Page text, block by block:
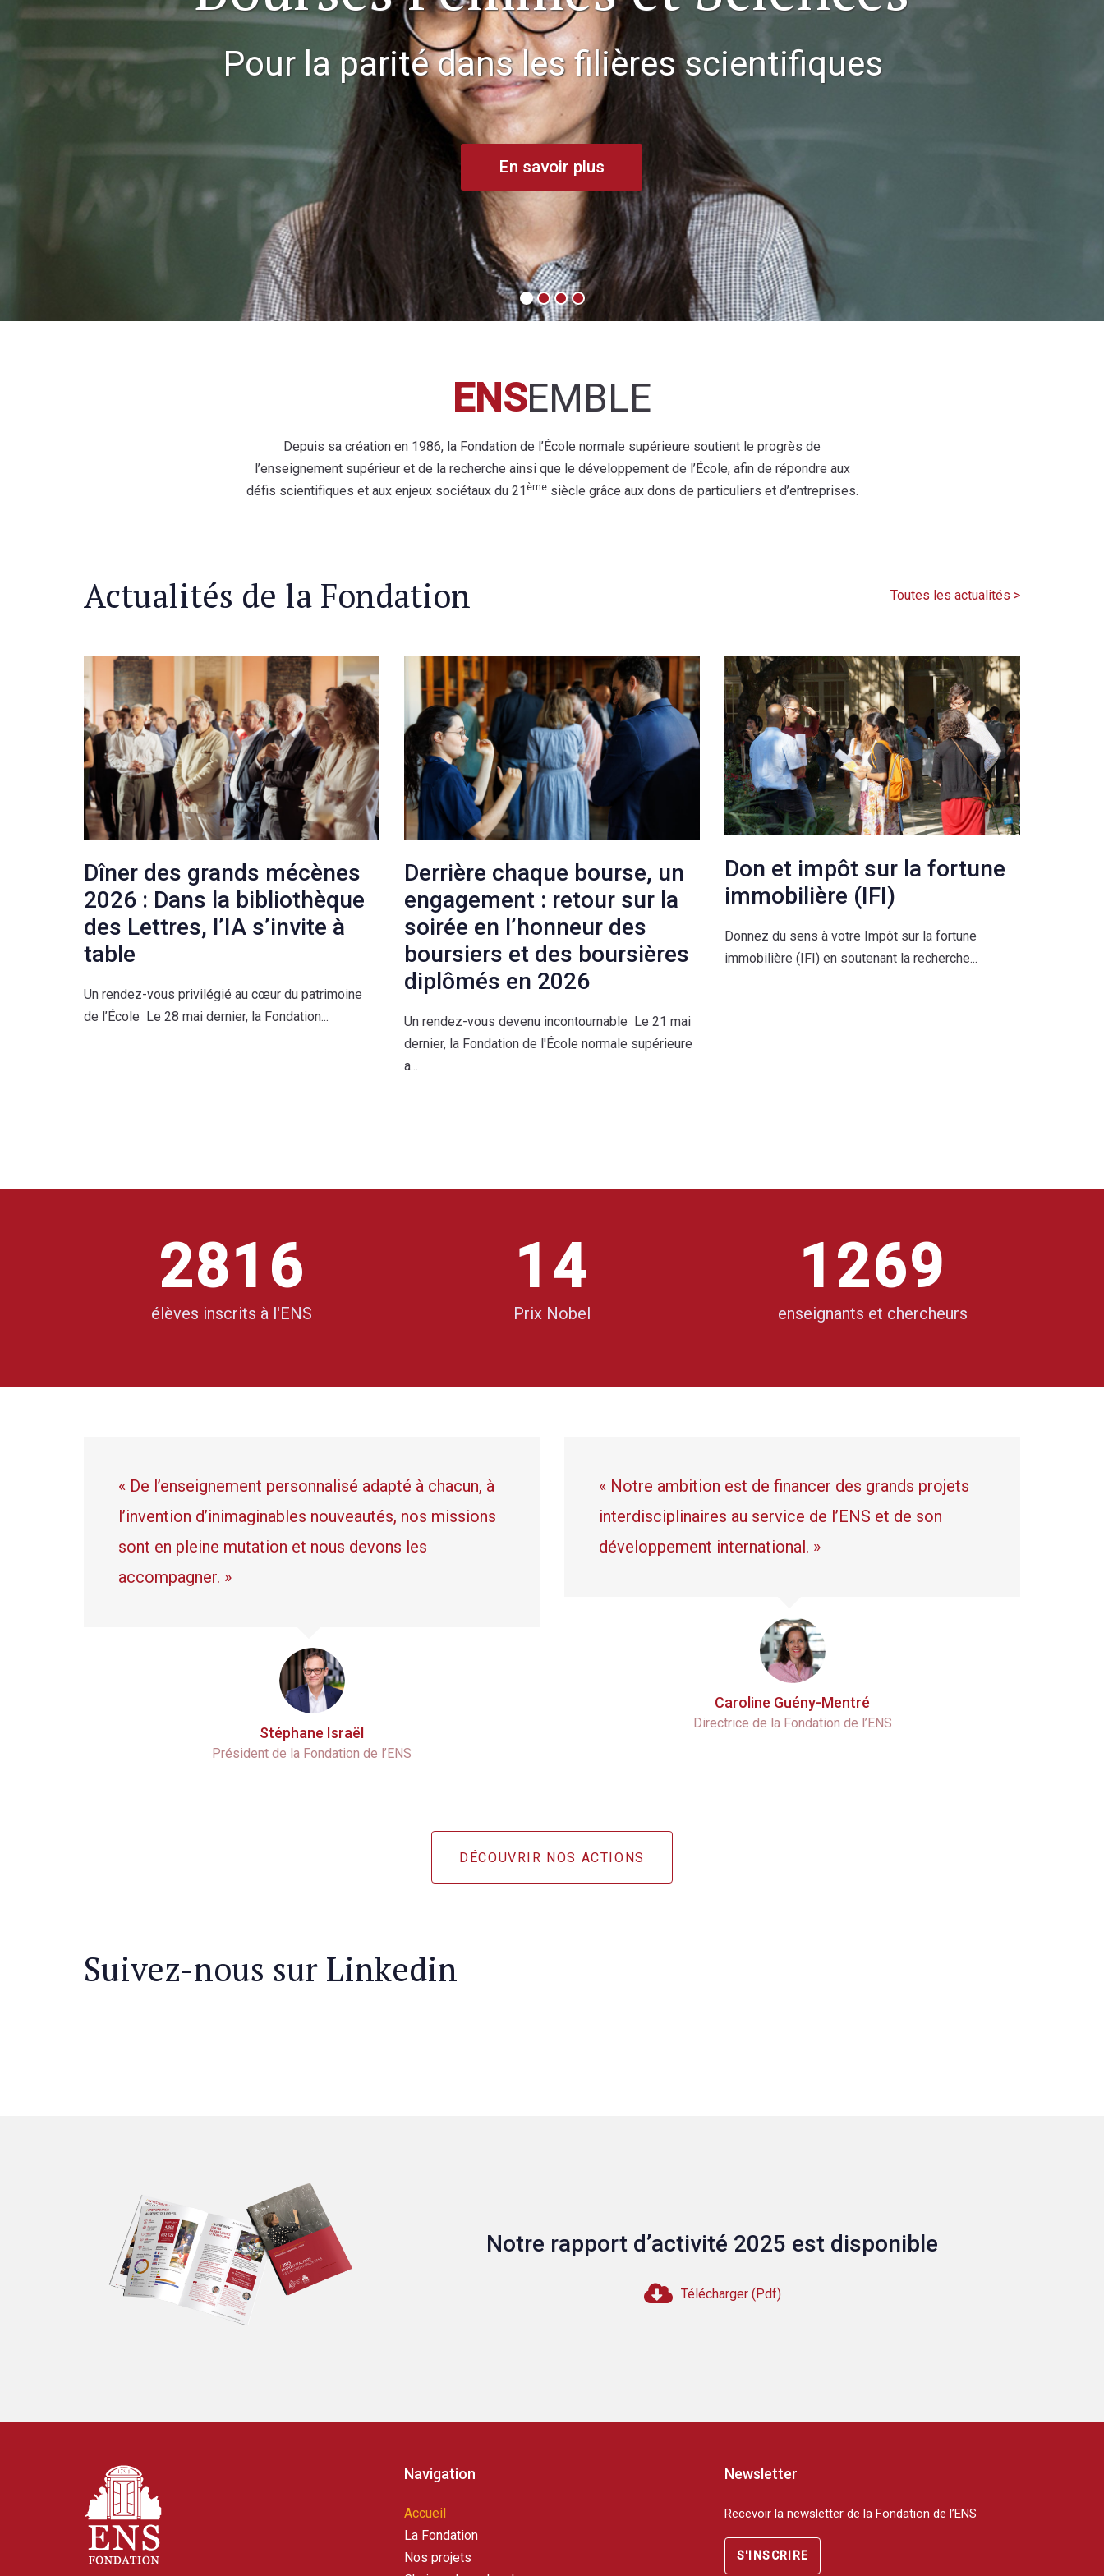
En savoir plus
Pour la parité dans les filières scientifiques
ENSEMBLE
Depuis sa création en 1986, la Fondation de l’École normale supérieure soutient le progrès de
l’enseignement supérieur et de la recherche ainsi que le développement de l’École, afin de répondre aux
défis scientifiques et aux enjeux sociétaux du 21 èmesiècle grâce aux dons de particuliers et d’entreprises.
Actualités de la Fondation Toutes les actualités >
Dîner des grands mécènes
2026 : Dans la bibliothèque
des Lettres, l’IA s’invite à
table
Un rendez-vous privilégié au cœur du patrimoine
de l’École Le 28 mai dernier, la Fondation...
Derrière chaque bourse, un
engagement : retour sur la
soirée en l’honneur des
boursiers et des boursières
diplômés en 2026
Un rendez-vous devenu incontournable Le 21 mai
dernier, la Fondation de l'École normale supérieure
a...
Don et impôt sur la fortune
immobilière (IFI)
Donnez du sens à votre Impôt sur la fortune
immobilière (IFI) en soutenant la recherche...
1
2
3
4
6
7
0
1
2
3
4
7
8
9
0
1
2
3
5
6
9
0
1
2
5
6
7
8
élèves inscrits à l'ENS
0
1
2
3
0
3
4
5
6
Prix Nobel
0
1
2
3
5
6
7
8
9
1
2
3
4
6
9
0
1
5
6
7
8
0
1
2
3
4
8
9
enseignants et chercheurs
« De l’enseignement personnalisé adapté à chacun, à
l’invention d’inimaginables nouveautés, nos missions
sont en pleine mutation et nous devons les
accompagner. »
Stéphane Israël
Président de la Fondation de l’ENS
« Notre ambition est de financer des grands projets
interdisciplinaires au service de l’ENS et de son
développement international. »
Caroline Guény-Mentré
Directrice de la Fondation de l’ENS
DÉCOUVRIR NOS ACTIONS
Suivez-nous sur Linkedin
Notre rapport d’activité 2025 est disponible
Télécharger (Pdf)
Navigation
Accueil
La Fondation
Nos projets
Newsletter
Recevoir la newsletter de la Fondation de l’ENS
S'INSCRIRE